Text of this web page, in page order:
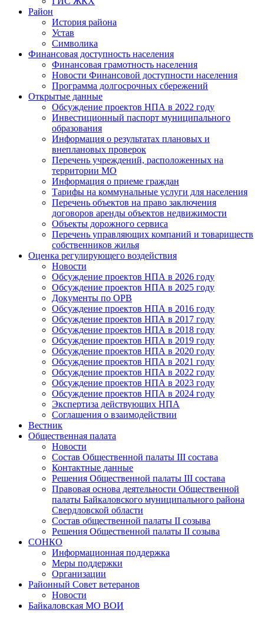
Район
История района
Устав
Символика
Финансовая доступность населения
Финансовая грамотность населения
Новости Финансовой доступности населения
Программа долгосрочных сбережений
Открытые данные
Обсуждение проектов НПА в 2022 году
Инвестиционный паспорт муниципального
образования
Информация о результатах плановых и
внеплановых проверок
Перечень учреждений, расположенных на
территории МО
Информация о приеме граждан
Тарифы на коммунальные услуги для населения
Перечень объектов на право заключения
договоров аренды объектов недвижимости
Объекты дорожного сервиса
Перечень управляющих компаний и товариществ
собственников жилья
Оценка регулирующего воздействия
Новости
Обсуждение проектов НПА в 2026 году
Обсуждение проектов НПА в 2025 году
Документы по ОРВ
Обсуждение проектов НПА в 2016 году
Обсуждение проектов НПА в 2017 году
Обсуждение проектов НПА в 2018 году
Обсуждение проектов НПА в 2019 году
Обсуждение проектов НПА в 2020 году
Обсуждение проектов НПА в 2021 году
Обсуждение проектов НПА в 2022 году
Обсуждение проектов НПА в 2023 году
Обсуждение проектов НПА в 2024 году
Экспертиза действующих НПА
Соглашения о взаимодействии
Вестник
Общественная палата
Новости
Состав Общественной палаты III состава
Контактные данные
Решения Общественной палаты III состава
Правовая основа деятельности Общественной
палаты Байкаловского муниципального района
Свердловской области
Состав общественной палаты II созыва
Решения Общественной палаты II созыва
СОНКО
Информационная поддержка
Меры поддержки
Организации
Районный Совет ветеранов
Новости
Байкаловская МО ВОИ